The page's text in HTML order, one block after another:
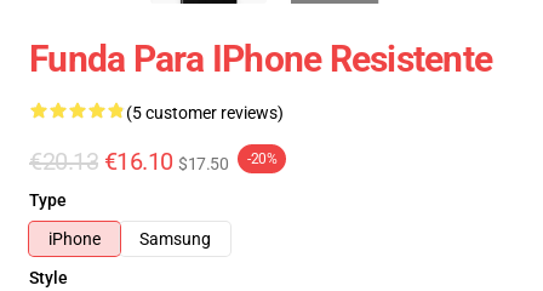
Funda Para IPhone Resistente
(5 customer reviews)
€20.13 €16.10 $17.50 -20%
Type
iPhone
Samsung
Style